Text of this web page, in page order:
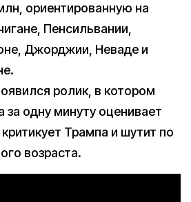
ориентированную на
Пенсильвании,
Джорджии, Неваде и
ролик, в котором
за одну минуту оценивает
Трампа и шутит по
возраста.